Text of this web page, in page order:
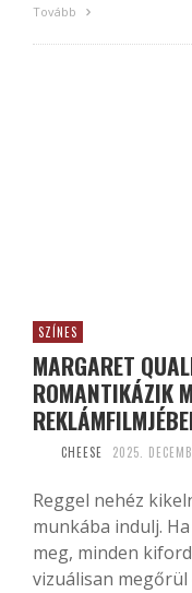
Tovább
SZÍNES
MARGARET
ROMANTIKÁZIK
CHEESE 2025.
Reggel nehéz
munkába indulj.
meg, minden
vizuálisan megőrül